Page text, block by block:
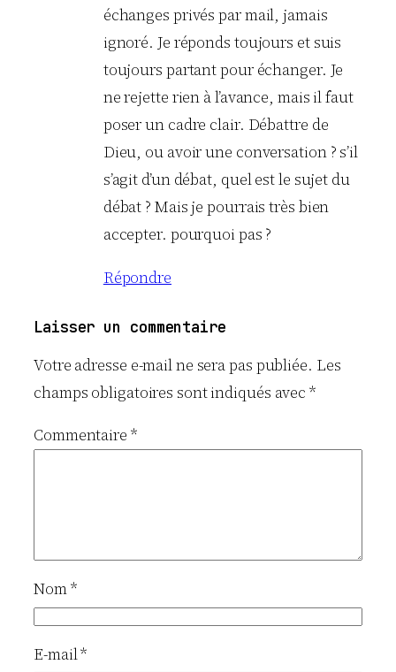
échanges privés par mail, jamais
ignoré. Je réponds toujours et suis
toujours partant pour échanger. Je
ne rejette rien à l’avance, mais il faut
poser un cadre clair. Débattre de
Dieu, ou avoir une conversation ? s’il
s’agit d’un débat, quel est le sujet du
débat ? Mais je pourrais très bien
accepter. pourquoi pas ?
Répondre
Laisser un commentaire
Votre adresse e-mail ne sera pas publiée. Les
champs obligatoires sont indiqués avec*
Commentaire *
Nom*
E-mail*